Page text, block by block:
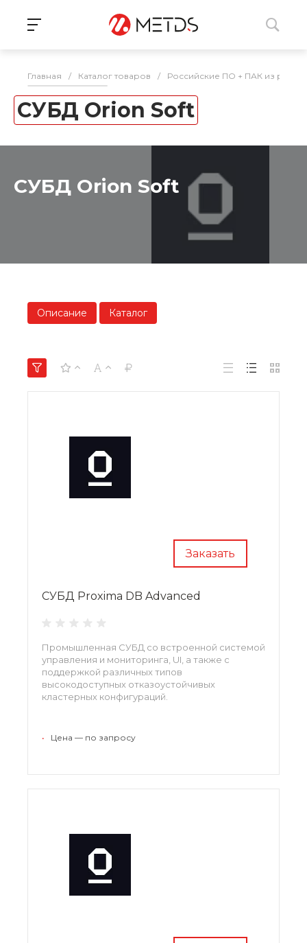
Главная / Каталог товаров / Российские ПО + ПАК из
СУБД Orion Soft
СУБД Orion Soft
Описание Каталог
Заказать
СУБД Proxima DB Advanced
Промышленная СУБД со встроенной системой
управления и мониторинга, UI, а также с
поддержкой различных типов
высокодоступных отказоустойчивых
кластерных конфигураций.
• Цена — по запросу